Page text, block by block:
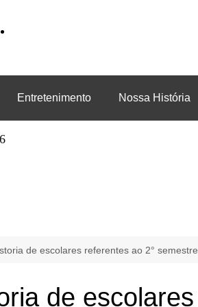
Entretenimento Nossa História
de escolares referentes ao 2° semestre
de escolares